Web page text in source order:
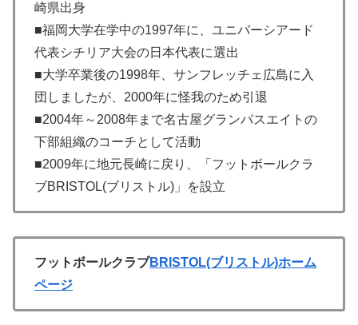
崎県出身
■福岡大学在学中の1997年に、ユニバーシアード
代表シチリア大会の日本代表に選出
■大学卒業後の1998年、サンフレッチェ広島に入
団しましたが、2000年に怪我のため引退
■2004年～2008年まで名古屋グランパスエイトの
下部組織のコーチとして活動
■2009年に地元長崎に戻り、「フットボールクラ
ブBRISTOL(ブリストル)」を設立
フットボールクラブBRISTOL(ブリストル)ホーム
ページ